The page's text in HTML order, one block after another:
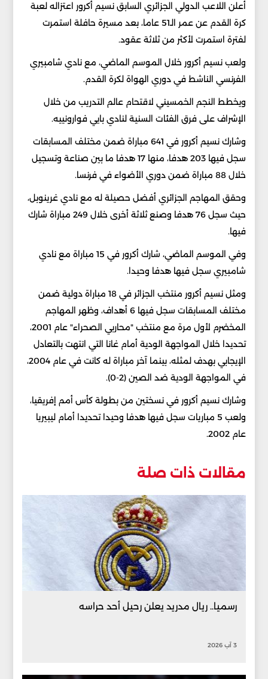
أعلن اللاعب الدولي الجزائري السابق نسيم أكرور اعتزاله لعبة
كرة القدم عن عمر الـ51 عاما، بعد مسيرة حافلة استمرت
لفترة استمرت لأكثر من ثلاثة عقود.
ولعب نسيم أكرور خلال الموسم الماضي، مع نادي شامبيري
الفرنسي الناشط في دوري الهواة لكرة القدم.
ويخطط النجم الخمسيني لاقتحام عالم التدريب من خلال
الإشراف على فرق الفئات السنية لنادي بايي فوارونييه.
وشارك نسيم أكرور في 641 مباراة ضمن مختلف المسابقات
سجل فيها 203 هدفا، منها 17 هدفا ما بين صناعة وتسجيل
خلال 88 مباراة ضمن دوري الأضواء في فرنسا.
وحقق المهاجم الجزائري أفضل حصيلة له مع نادي غرينوبل،
حيث سجل 76 هدفا وصنع ثلاثة أخرى خلال 249 مباراة شارك
فيها.
وفي الموسم الماضي، شارك أكرور في 15 مباراة مع نادي
شامبيري سجل فيها هدفا وحيدا.
ومثل نسيم أكرور منتخب الجزائر في 18 مباراة دولية ضمن
مختلف المسابقات سجل فيها 6 أهداف، وظهر المهاجم
المخضرم لأول مرة مع منتخب "محاربي الصحراء" عام 2001،
تحديدا خلال المواجهة الودية أمام غانا التي انتهت بالتعادل
الإيجابي بهدف لمثله، بينما آخر مباراة له كانت في عام 2004،
في المواجهة الودية ضد الصين (2-0).
وشارك نسيم أكرور في نسختين من بطولة كأس أمم إفريقيا،
ولعب 5 مباريات سجل فيها هدفا وحيدا تحديدا أمام ليبيريا
عام 2002.
مقالات ذات صلة
رسميا.. ريال مدريد يعلن رحيل أحد حراسه
3 آب 2026